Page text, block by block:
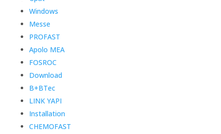
Windows
Messe
PROFAST
Apolo MEA
FOSROC
Download
B+BTec
LINK YAPI
Installation
CHEMOFAST